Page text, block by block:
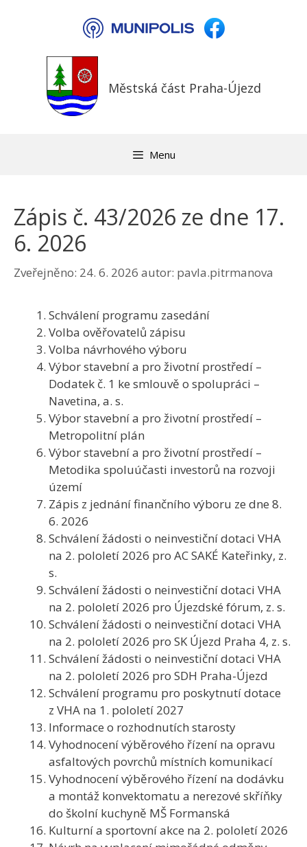
Městská část Praha-Újezd
Menu
Zápis č. 43/2026 ze dne 17.
6. 2026
Zveřejněno: 24. 6. 2026 autor: pavla.pitrmanova
Schválení programu zasedání
Volba ověřovatelů zápisu
Volba návrhového výboru
Výbor stavební a pro životní prostředí –
Dodatek č. 1 ke smlouvě o spolupráci –
Navetina, a. s.
Výbor stavební a pro životní prostředí –
Metropolitní plán
Výbor stavební a pro životní prostředí –
Metodika spoluúčasti investorů na rozvoji
území
Zápis z jednání finančního výboru ze dne 8.
6. 2026
Schválení žádosti o neinvestiční dotaci VHA
na 2. pololetí 2026 pro AC SAKÉ Kateřinky, z.
s.
Schválení žádosti o neinvestiční dotaci VHA
na 2. pololetí 2026 pro Újezdské fórum, z. s.
Schválení žádosti o neinvestiční dotaci VHA
na 2. pololetí 2026 pro SK Újezd Praha 4, z. s.
Schválení žádosti o neinvestiční dotaci VHA
na 2. pololetí 2026 pro SDH Praha-Újezd
Schválení programu pro poskytnutí dotace
z VHA na 1. pololetí 2027
Informace o rozhodnutích starosty
Vyhodnocení výběrového řízení na opravu
asfaltových povrchů místních komunikací
Vyhodnocení výběrového řízení na dodávku
a montáž konvektomatu a nerezové skříňky
do školní kuchyně MŠ Formanská
Kulturní a sportovní akce na 2. pololetí 2026